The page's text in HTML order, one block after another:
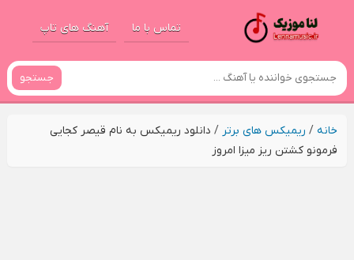
تماس با ما آهنگ های تاپ
جستجو
خانه/ ریمیکس های برتر / دانلود ریمیکس به نام قیصر کجایی
فرمونو کشتن ریز میزا امروز